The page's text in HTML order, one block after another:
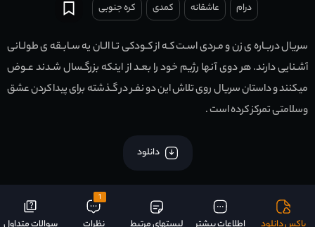
درام عاشقانه کمدی کره جنوبی
سریال دربـاره ی زن و مـردی اسـت کـه از کـودکی تـا الـان یه سـابـقه ی طولـانی
آشـنایی دارند. هر دوی آنها رژیم خود را بعـد از اینکه بزرگـسال شـدند عـوض
میکنند و داستان سریال روی تلاش این دو نفـر در گـذشته برای پیدا کردن عشق
وسلامتی تمرکز کرده است .
دانلود
1